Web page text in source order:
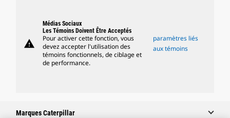
warning
Médias Sociaux
Les Témoins Doivent Être Acceptés
Pour activer cette fonction, vous
devez accepter l'utilisation des
témoins fonctionnels, de ciblage et
de performance.
paramètres liés
aux témoins
Marques Caterpillar